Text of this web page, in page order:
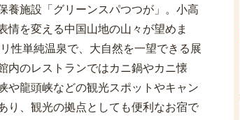
養施設「グリーンスパつつが」。小高
情を変える中国山地の山々が望めま
性単純温泉で、大自然を一望できる展
内のレストランではカニ鍋やカニ懐
や龍頭峡などの観光スポットやキャン
り、観光の拠点としても便利なお宿で